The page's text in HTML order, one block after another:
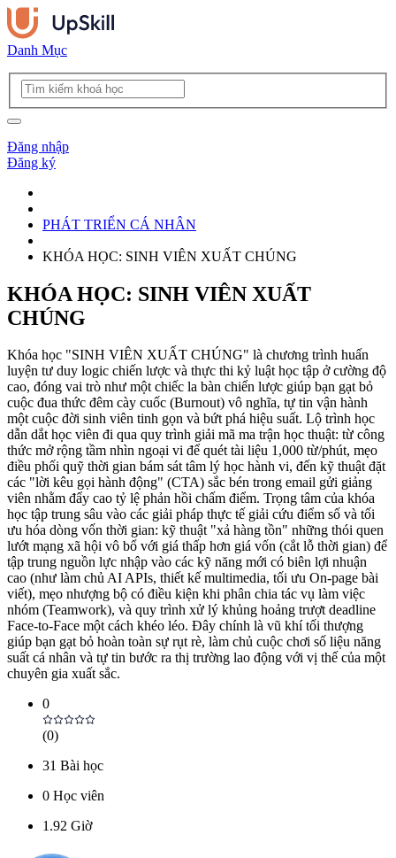
Danh Mục
Đăng nhập
Đăng ký
PHÁT TRIỂN CÁ NHÂN
KHÓA HỌC: SINH VIÊN XUẤT CHÚNG
KHÓA HỌC: SINH VIÊN XUẤT
CHÚNG
Khóa học "SINH VIÊN XUẤT CHÚNG" là chương trình huấn
luyện tư duy logic chiến lược và thực thi kỷ luật học tập ở cường độ
cao, đóng vai trò như một chiếc la bàn chiến lược giúp bạn gạt bỏ
cuộc đua thức đêm cày cuốc (Burnout) vô nghĩa, tự tin vận hành
một cuộc đời sinh viên tinh gọn và bứt phá hiệu suất. Lộ trình học
dẫn dắt học viên đi qua quy trình giải mã ma trận học thuật: từ công
thức mở rộng tầm nhìn ngoại vi để quét tài liệu 1,000 từ/phút, mẹo
điều phối quỹ thời gian bám sát tâm lý học hành vi, đến kỹ thuật đặt
các "lời kêu gọi hành động" (CTA) sắc bén trong email gửi giảng
viên nhằm đẩy cao tỷ lệ phản hồi chấm điểm. Trọng tâm của khóa
học tập trung sâu vào các giải pháp thực tế giải cứu điểm số và tối
ưu hóa dòng vốn thời gian: kỹ thuật "xả hàng tồn" những thói quen
lướt mạng xã hội vô bổ với giá thấp hơn giá vốn (cắt lỗ thời gian) để
tập trung nguồn lực nhập vào các kỹ năng mới có biên lợi nhuận
cao (như làm chủ AI APIs, thiết kế multimedia, tối ưu On-page bài
viết), mẹo nhượng bộ có điều kiện khi phân chia tác vụ làm việc
nhóm (Teamwork), và quy trình xử lý khủng hoảng trượt deadline
Face-to-Face một cách khéo léo. Đây chính là vũ khí tối thượng
giúp bạn gạt bỏ hoàn toàn sự rụt rè, làm chủ cuộc chơi số liệu năng
suất cá nhân và tự tin bước ra thị trường lao động với vị thế của một
chuyên gia xuất sắc.
0
(0)
31 Bài học
0 Học viên
1.92 Giờ